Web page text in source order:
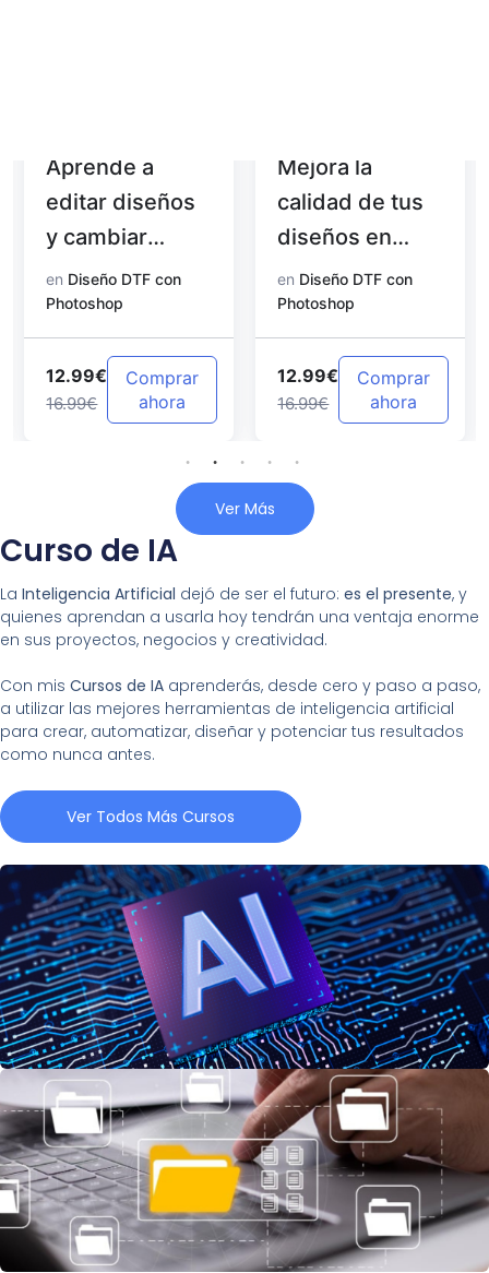
Aprende a
editar diseños
y cambiar
colores con
Photoshop
en Diseño DTF con
Photoshop
12.99€
16.99€
Comprar
ahora
Mejora la
calidad de tus
diseños en
Photoshop
en Diseño DTF con
Photoshop
12.99€
16.99€
Comprar
ahora
Ver Más
Curso de IA
La Inteligencia Artificial dejó de ser el futuro: es el presente, y
quienes aprendan a usarla hoy tendrán una ventaja enorme
en sus proyectos, negocios y creatividad.
Con mis Cursos de IA aprenderás, desde cero y paso a paso,
a utilizar las mejores herramientas de inteligencia artificial
para crear, automatizar, diseñar y potenciar tus resultados
como nunca antes.
Ver Todos Más Cursos